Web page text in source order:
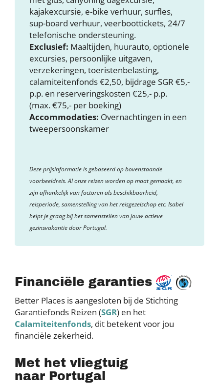
kajakexcursie, e-bike verhuur, surfles,
sup-board verhuur, veerboottickets, 24/7
telefonische ondersteuning.
Exclusief: Maaltijden, huurauto, optionele
excursies, persoonlijke uitgaven,
verzekeringen, toeristenbelasting,
calamiteitenfonds €2,50, bijdrage SGR €5,-
p.p. en reserveringskosten €25,- p.p.
(max. €75,- per boeking)
Accommodaties: Overnachtingen in een
tweepersoonskamer
Deze prijsinformatie is gebaseerd op bovenstaande
voorbeeldreis. Al onze reizen worden op maat gemaakt, en
zijn afhankelijk van factoren als beschikbaarheid,
reisperiode, samenstelling van het reisgezelschap etc. Isabel
helpt je graag bij het samenstellen van jouw actieve
gezinsvakantie door Portugal.
Financiële garanties
Better Places is aangesloten bij de Stichting
Garantiefonds Reizen (SGR) en het
Calamiteitenfonds, dit betekent voor jou
financiële zekerheid.
Met het vliegtuig
naar Portugal